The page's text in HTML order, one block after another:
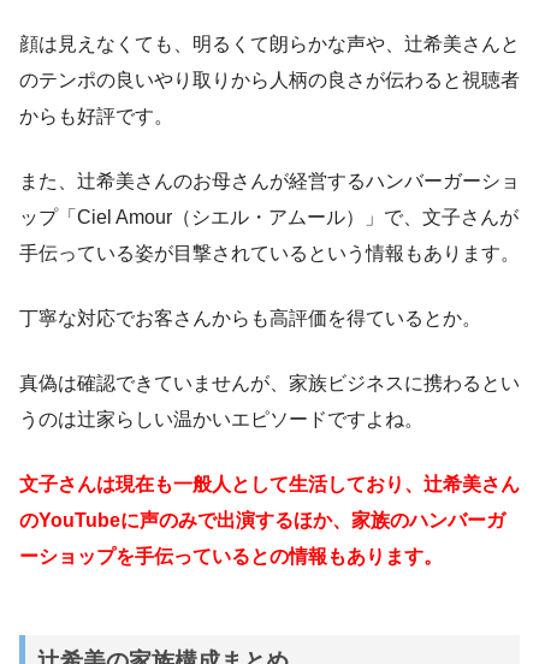
顔は見えなくても、明るくて朗らかな声や、辻希美さんと
のテンポの良いやり取りから人柄の良さが伝わると視聴者
からも好評です。
また、辻希美さんのお母さんが経営するハンバーガーショ
ップ「Ciel Amour（シエル・アムール）」で、文子さんが
手伝っている姿が目撃されているという情報もあります。
丁寧な対応でお客さんからも高評価を得ているとか。
真偽は確認できていませんが、家族ビジネスに携わるとい
うのは辻家らしい温かいエピソードですよね。
文子さんは現在も一般人として生活しており、辻希美さん
のYouTubeに声のみで出演するほか、家族のハンバーガ
ーショップを手伝っているとの情報もあります。